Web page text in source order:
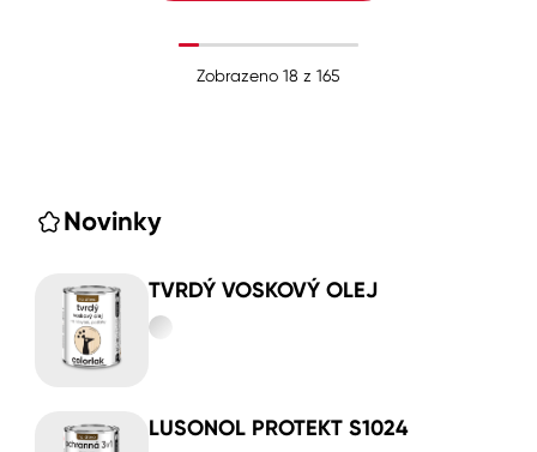
Zobrazeno 18 z 165
Novinky
TVRDÝ VOSKOVÝ OLEJ
LUSONOL PROTEKT S1024